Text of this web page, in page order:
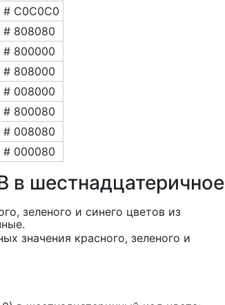
# C0C0C0
# 808080
# 800000
# 808000
# 008000
# 800080
# 008080
# 000080
в шестнадцатеричное
зеленого и синего цветов из
значения красного, зеленого и